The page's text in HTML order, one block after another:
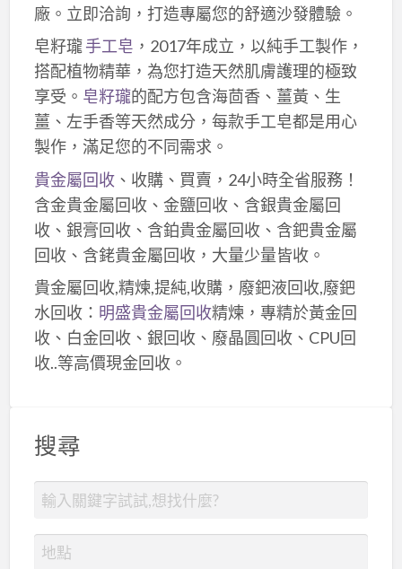
廠。立即洽詢，打造專屬您的舒適沙發體驗。
皂籽瓏手工皂 ，2017年成立，以純手工製作，
搭配植物精華，為您打造天然肌膚護理的極致
享受。 皂籽瓏的配方包含海茴香、薑黃、生
薑、左手香等天然成分，每款手工皂都是用心
製作，滿足您的不同需求。
貴金屬回收、收購、買賣，24小時全省服務！
含金貴金屬回收、金鹽回收、含銀貴金屬回
收、銀膏回收、含鉑貴金屬回收、含鈀貴金屬
回收、含銠貴金屬回收，大量少量皆收。
貴金屬回收,精煉,提純,收購，廢鈀液回收,廢鈀
水回收： 明盛貴金屬回收精煉，專精於黃金回
收、白金回收、銀回收、廢晶圓回收、CPU回
收..等高價現金回收。
搜尋